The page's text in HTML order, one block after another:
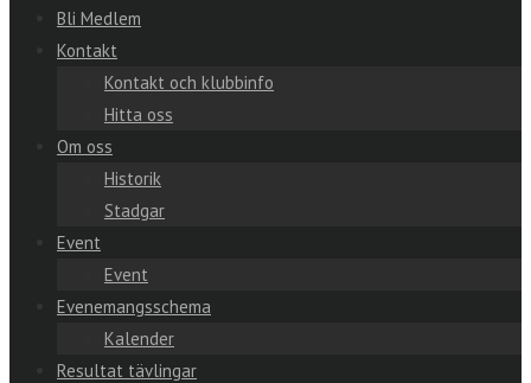
Bli Medlem
Kontakt
Kontakt och klubbinfo
Hitta oss
Om oss
Historik
Stadgar
Event
Event
Evenemangsschema
Kalender
Resultat tävlingar